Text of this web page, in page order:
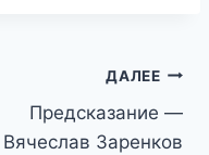
ДАЛЕЕ
Предсказание —
Вячеслав Заренков